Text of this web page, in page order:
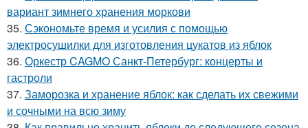
вариант зимнего хранения моркови
35. Сэкономьте время и усилия с помощью
электросушилки для изготовления цукатов из яблок
36. Оркестр CAGMO Санкт-Петербург: концерты и
гастроли
37. Заморозка и хранение яблок: как сделать их свежими
и сочными на всю зиму